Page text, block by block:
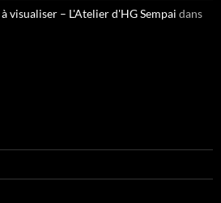
visualiser – L'Atelier d'HG Sempai dans